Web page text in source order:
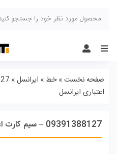
Menu
صفحه نخست»خط » ایرانسل»
اعتباری ایرانسل
09391388127 – سیم کارت اعتباری ایرانسل